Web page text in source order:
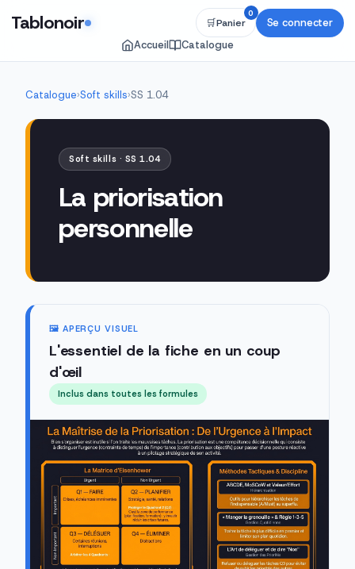
Tablonoir
Accueil Catalogue
🛒Panier
0
Se connecter
Catalogue›Soft skills›SS 1.04
Soft skills · SS 1.04
La priorisation
personnelle
🖼️ APERÇU VISUEL
L'essentiel de la fiche en un coup
d'œil
Inclus dans toutes les formules